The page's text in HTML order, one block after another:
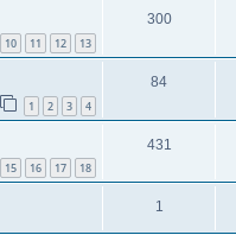
10 11 12 13
300
1 2 3 4
84
15 16 17 18
431
1